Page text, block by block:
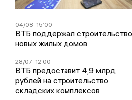
04/08 15:00
ВТБ поддержал строительство
новых жилых домов
28/07 12:00
ВТБ предоставит 4,9 млрд
рублей на строительство
складских комплексов